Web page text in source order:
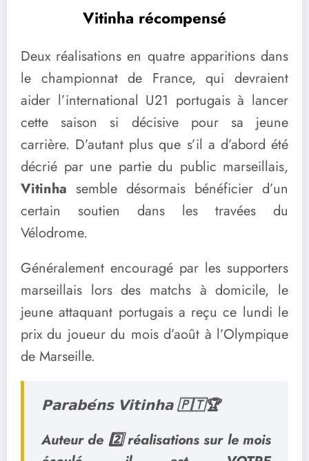
Vitinha récompensé
Deux réalisations en quatre apparitions dans
le championnat de France, qui devraient
aider l’international U21 portugais à lancer
cette saison si décisive pour sa jeune
carrière. D’autant plus que s’il a d’abord été
décrié par une partie du public marseillais,
Vitinha semble désormais bénéficier d’un
certain soutien dans les travées du
Vélodrome.
Généralement encouragé par les supporters
marseillais lors des matchs à domicile, le
jeune attaquant portugais a reçu ce lundi le
prix du joueur du mois d’août à l’Olympique
de Marseille.
𝗣𝗮𝗿𝗮𝗯𝗲́𝗻𝘀 𝗩𝗶𝘁𝗶𝗻𝗵𝗮 🇵🇹🏆
Auteur de 2️⃣ réalisations sur le mois